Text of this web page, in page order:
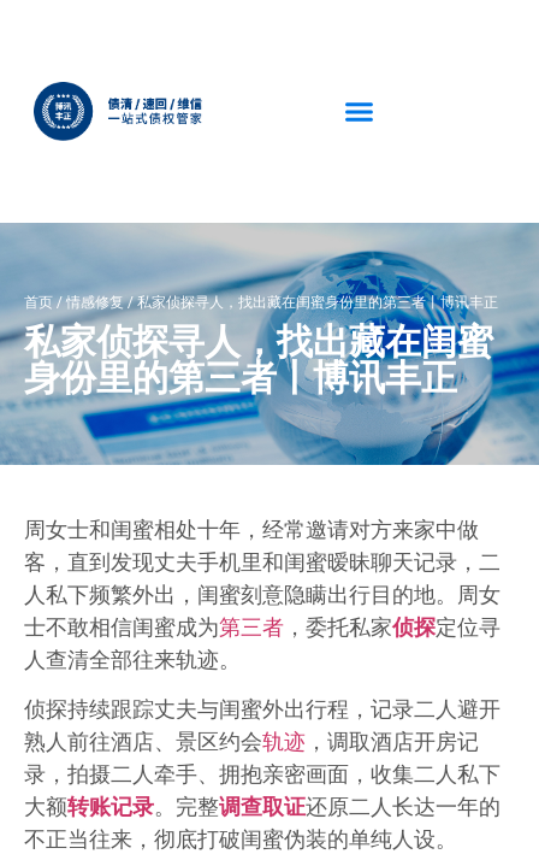
首页/情感修复/私家侦探寻人，找出藏在闺蜜身份里的第三者丨博讯丰正
私家侦探寻人，找出藏在闺蜜
身份里的第三者丨博讯丰正
周女士和闺蜜相处十年，经常邀请对方来家中做
客，直到发现丈夫手机里和闺蜜暧昧聊天记录，二
人私下频繁外出，闺蜜刻意隐瞒出行目的地。周女
士不敢相信闺蜜成为第三者 ，委托私家侦探定位寻
人查清全部往来轨迹。
侦探持续跟踪丈夫与闺蜜外出行程，记录二人避开
熟人前往酒店、景区约会轨迹 ，调取酒店开房记
录，拍摄二人牵手、拥抱亲密画面，收集二人私下
大额转账记录。完整调查取证还原二人长达一年的
不正当往来，彻底打破闺蜜伪装的单纯人设。